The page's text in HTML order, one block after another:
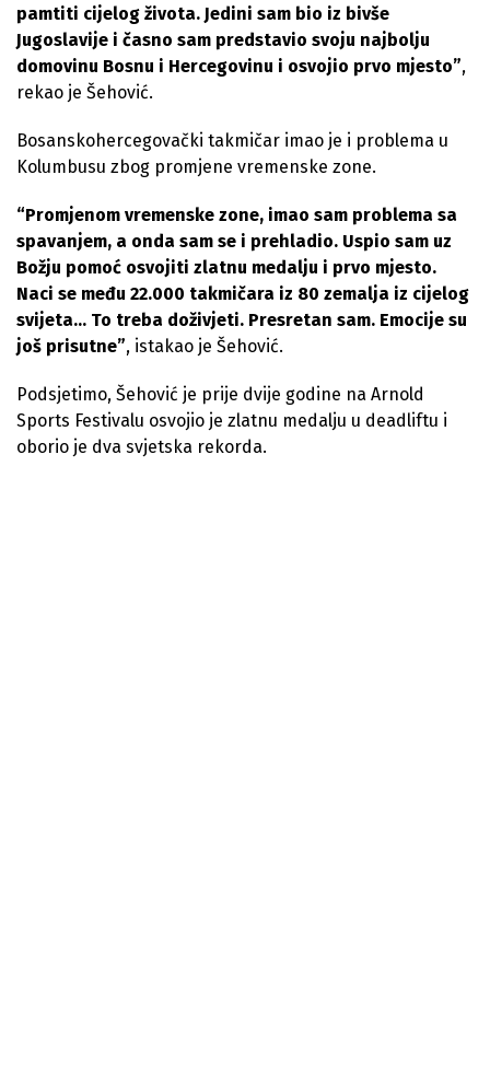
pamtiti cijelog života. Jedini sam bio iz bivše
Jugoslavije i časno sam predstavio svoju najbolju
domovinu Bosnu i Hercegovinu i osvojio prvo mjesto”,
rekao je Šehović.
Bosanskohercegovački takmičar imao je i problema u
Kolumbusu zbog promjene vremenske zone.
“Promjenom vremenske zone, imao sam problema sa
spavanjem, a onda sam se i prehladio. Uspio sam uz
Božju pomoć osvojiti zlatnu medalju i prvo mjesto.
Naci se među 22.000 takmičara iz 80 zemalja iz cijelog
svijeta… To treba doživjeti. Presretan sam. Emocije su
još prisutne”, istakao je Šehović.
Podsjetimo, Šehović je prije dvije godine na Arnold
Sports Festivalu osvojio je zlatnu medalju u deadliftu i
oborio je dva svjetska rekorda.